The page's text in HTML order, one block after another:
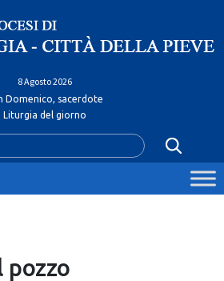
8 Agosto 2026
Domenico, sacerdote
Liturgia del giorno
pozzo